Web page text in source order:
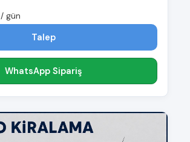
/ gün
Talep
WhatsApp Sipariş